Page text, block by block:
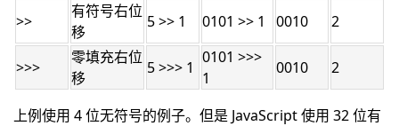
>>
有符号右位
移
5 >> 1 0101 >> 1 0010 2
>>>
零填充右位
移
5 >>> 1
0101 >>>
1
0010 2
上例使用 4 位无符号的例子。但是 JavaScript 使用 32 位有